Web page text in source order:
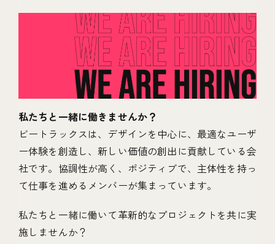
私たちと一緒に働きませんか？
ビートラックスは、デザインを中心に、最適なユーザ
ー体験を創造し、新しい価値の創出に貢献している会
社です。協調性が高く、ポジティブで、主体性を持っ
て仕事を進めるメンバーが集まっています。
私たちと一緒に働いて革新的なプロジェクトを共に実
施しませんか？